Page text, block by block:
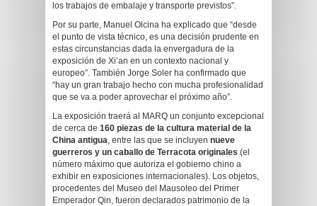
los trabajos de embalaje y transporte previstos”.
Por su parte, Manuel Olcina ha explicado que “desde
el punto de vista técnico, es una decisión prudente en
estas circunstancias dada la envergadura de la
exposición de Xi’an en un contexto nacional y
europeo”. También Jorge Soler ha confirmado que
“hay un gran trabajo hecho con mucha profesionalidad
que se va a poder aprovechar el próximo año”.
La exposición traerá al MARQ un conjunto excepcional
de cerca de 160 piezas de la cultura material de la
China antigua, entre las que se incluyen nueve
guerreros y un caballo de Terracota originales (el
número máximo que autoriza el gobierno chino a
exhibir en exposiciones internacionales). Los objetos,
procedentes del Museo del Mausoleo del Primer
Emperador Qin, fueron declarados patrimonio de la